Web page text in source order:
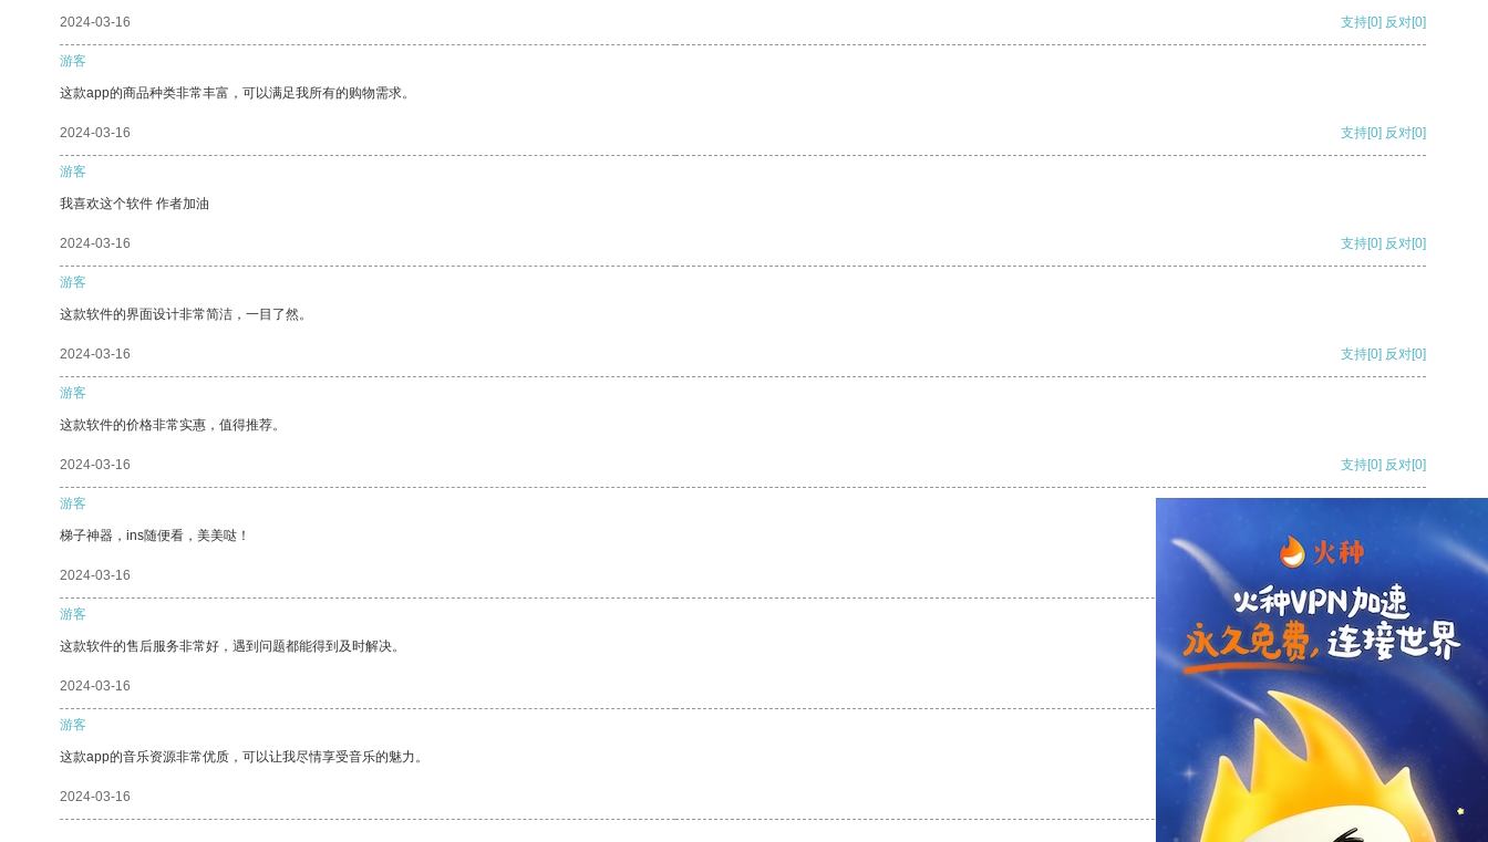
2024-03-16 支持[0] 反对[0]
游客
这款app的商品种类非常丰富，可以满足我所有的购物需求。
2024-03-16 支持[0] 反对[0]
游客
我喜欢这个软件 作者加油
2024-03-16 支持[0] 反对[0]
游客
这款软件的界面设计非常简洁，一目了然。
2024-03-16 支持[0] 反对[0]
游客
这款软件的价格非常实惠，值得推荐。
2024-03-16 支持[0] 反对[0]
游客
梯子神器，ins随便看，美美哒！
2024-03-16
游客
这款软件的售后服务非常好，遇到问题都能得到及时解决。
2024-03-16 反对
游客
这款app的音乐资源非常优质，可以让我尽情享受音乐的魅力。
2024-03-16 反对[0]